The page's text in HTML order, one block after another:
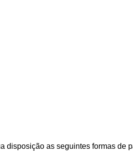
disposição as seguintes formas de